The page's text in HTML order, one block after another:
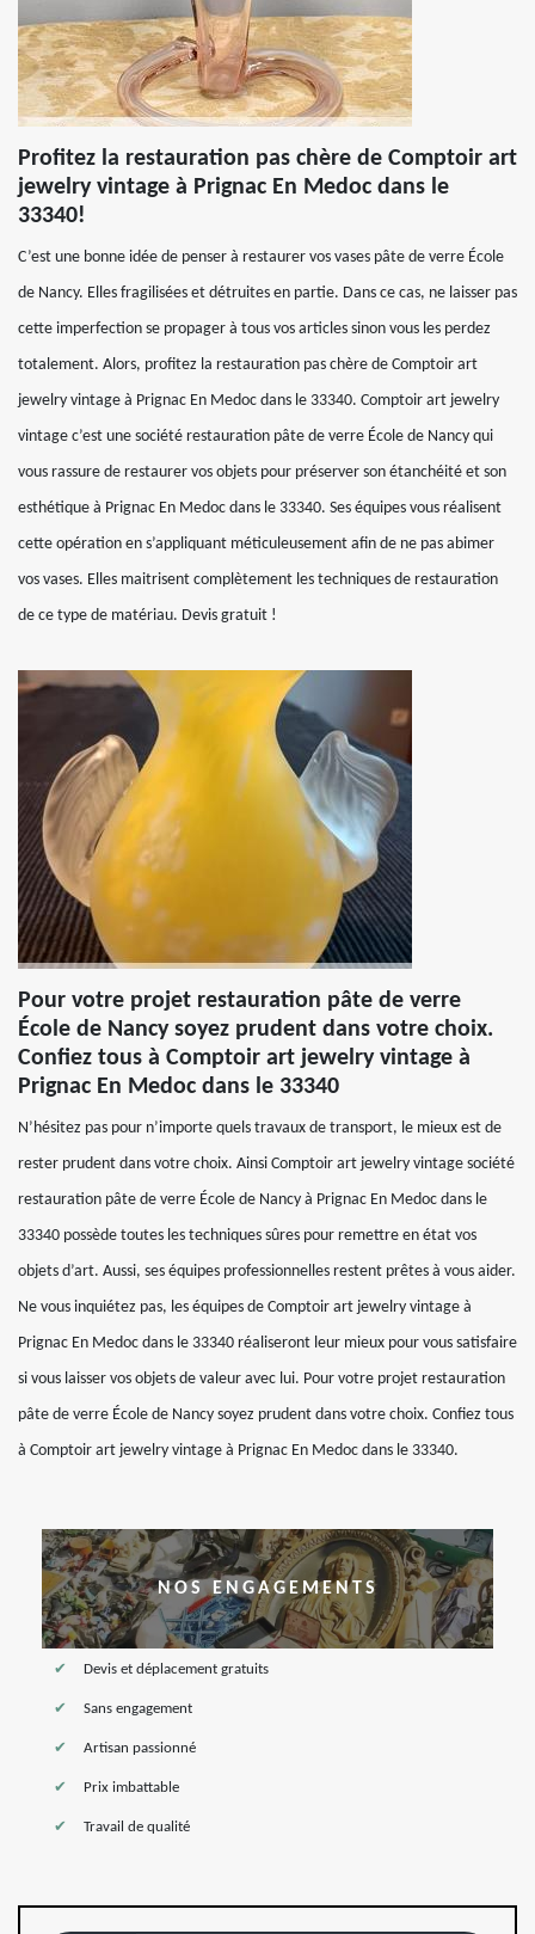
Profitez la restauration pas chère de Comptoir art
jewelry vintage à Prignac En Medoc dans le
33340!
C’est une bonne idée de penser à restaurer vos vases pâte de verre École
de Nancy. Elles fragilisées et détruites en partie. Dans ce cas, ne laisser pas
cette imperfection se propager à tous vos articles sinon vous les perdez
totalement. Alors, profitez la restauration pas chère de Comptoir art
jewelry vintage à Prignac En Medoc dans le 33340. Comptoir art jewelry
vintage c’est une société restauration pâte de verre École de Nancy qui
vous rassure de restaurer vos objets pour préserver son étanchéité et son
esthétique à Prignac En Medoc dans le 33340. Ses équipes vous réalisent
cette opération en s’appliquant méticuleusement afin de ne pas abimer
vos vases. Elles maitrisent complètement les techniques de restauration
de ce type de matériau. Devis gratuit !
Pour votre projet restauration pâte de verre
École de Nancy soyez prudent dans votre choix.
Confiez tous à Comptoir art jewelry vintage à
Prignac En Medoc dans le 33340
N’hésitez pas pour n’importe quels travaux de transport, le mieux est de
rester prudent dans votre choix. Ainsi Comptoir art jewelry vintage société
restauration pâte de verre École de Nancy à Prignac En Medoc dans le
33340 possède toutes les techniques sûres pour remettre en état vos
objets d’art. Aussi, ses équipes professionnelles restent prêtes à vous aider.
Ne vous inquiétez pas, les équipes de Comptoir art jewelry vintage à
Prignac En Medoc dans le 33340 réaliseront leur mieux pour vous satisfaire
si vous laisser vos objets de valeur avec lui. Pour votre projet restauration
pâte de verre École de Nancy soyez prudent dans votre choix. Confiez tous
à Comptoir art jewelry vintage à Prignac En Medoc dans le 33340.
NOS ENGAGEMENTS
Devis et déplacement gratuits
Sans engagement
Artisan passionné
Prix imbattable
Travail de qualité